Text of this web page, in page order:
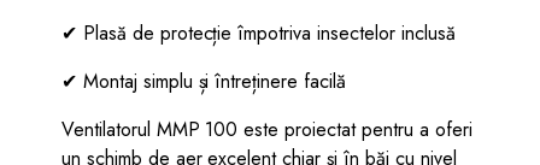
✔ Plasă de protecție împotriva insectelor inclusă
✔ Montaj simplu și întreținere facilă
Ventilatorul MMP 100 este proiectat pentru a oferi
un schimb de aer excelent chiar și în băi cu nivel